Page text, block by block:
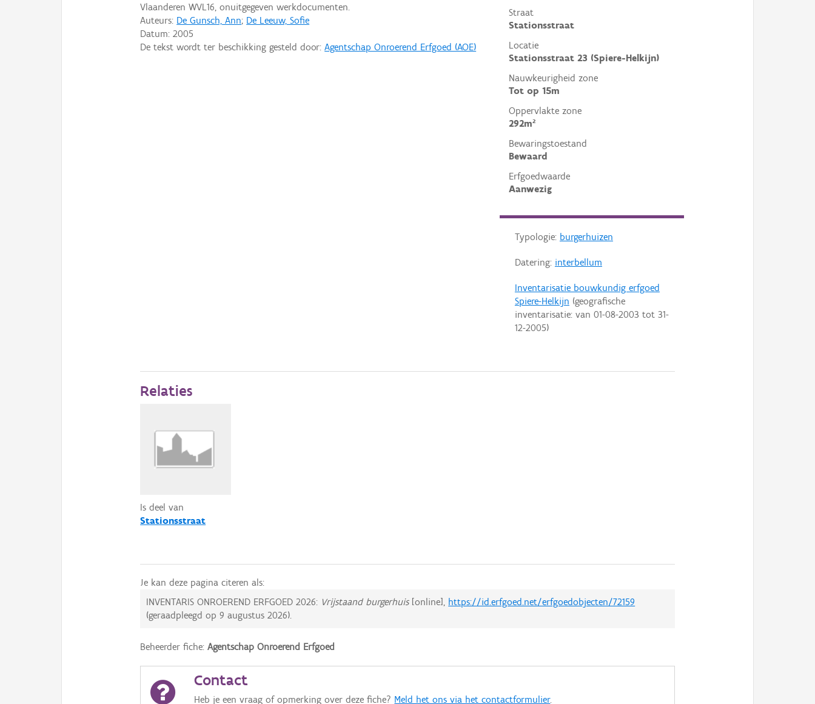
Straat
Stationsstraat
Locatie
Stationsstraat 23 (Spiere-Helkijn)
Nauwkeurigheid zone
Tot op 15m
Oppervlakte zone
292m²
Bewaringstoestand
Bewaard
Erfgoedwaarde
Aanwezig
Typologie: burgerhuizen
Datering: interbellum
Inventarisatie bouwkundig erfgoed
Spiere-Helkijn (geografische
inventarisatie: van 01-08-2003 tot 31-
12-2005)
Vlaanderen WVL16, onuitgegeven werkdocumenten.
Auteurs: De Gunsch, Ann; De Leeuw, Sofie
Datum:2005
De tekst wordt ter beschikking gesteld door:Agentschap Onroerend Erfgoed (AOE)
Relaties
Is deel van
Stationsstraat
Je kan deze pagina citeren als:
INVENTARIS ONROEREND ERFGOED 2026: Vrijstaand burgerhuis[online], https://id.erfgoed.net/erfgoedobjecten/72159
(geraadpleegd op9 augustus 2026).
Beheerder fiche:Agentschap Onroerend Erfgoed
Contact
Heb je een vraag of opmerking over deze fiche? Meld het ons via het contactformulier.